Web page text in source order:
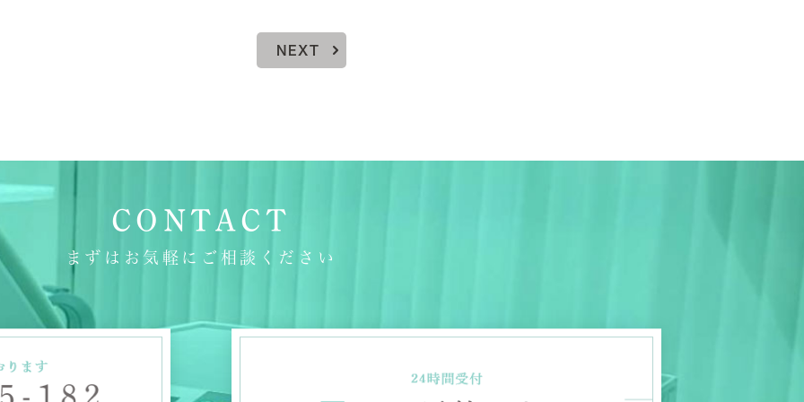
NEXT
CONTACT
まずはお気軽にご相談ください